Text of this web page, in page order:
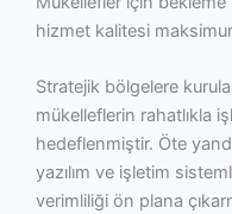
hizmet kalitesi
Stratejik bölgelere
mükelleflerin rahatlıkla
hedeflenmiştir. Öte
yazılım ve işletim
verimliliği ön plana